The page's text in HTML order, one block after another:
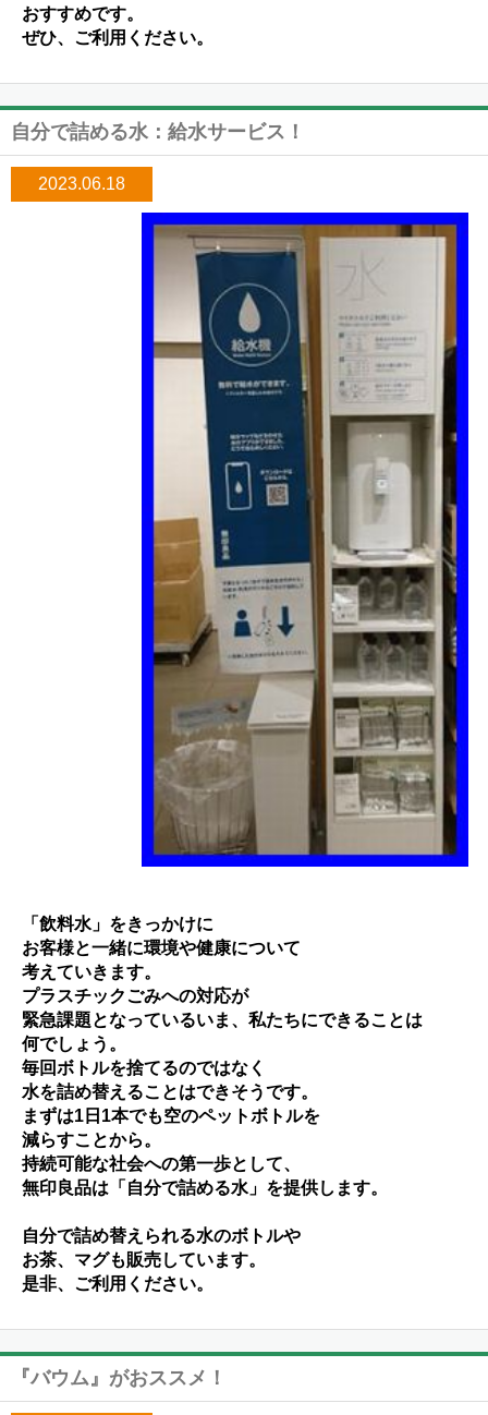
おすすめです。
ぜひ、ご利用ください。
自分で詰める水：給水サービス！
2023.06.18
「飲料水」をきっかけに
お客様と一緒に環境や健康について
考えていきます。
プラスチックごみへの対応が
緊急課題となっているいま、私たちにできることは
何でしょう。
毎回ボトルを捨てるのではなく
水を詰め替えることはできそうです。
まずは1日1本でも空のペットボトルを
減らすことから。
持続可能な社会への第一歩として、
無印良品は「自分で詰める水」を提供します。
自分で詰め替えられる水のボトルや
お茶、マグも販売しています。
是非、ご利用ください。
『バウム』がおススメ！